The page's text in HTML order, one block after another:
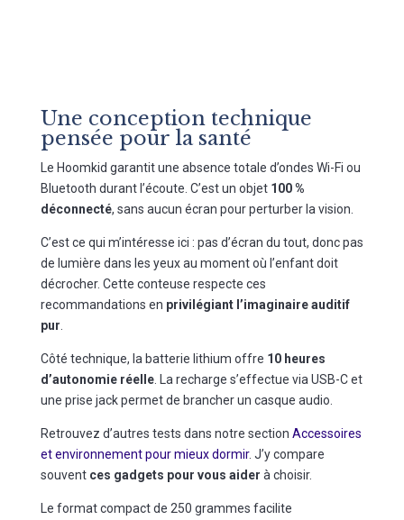
Une conception technique
pensée pour la santé
Le Hoomkid garantit une absence totale d’ondes Wi-Fi ou
Bluetooth durant l’écoute. C’est un objet 100 %
déconnecté, sans aucun écran pour perturber la vision.
C’est ce qui m’intéresse ici : pas d’écran du tout, donc pas
de lumière dans les yeux au moment où l’enfant doit
décrocher. Cette conteuse respecte ces
recommandations en privilégiant l’imaginaire auditif
pur
Côté technique, la batterie lithium offre 10 heures
d’autonomie réelle. La recharge s’effectue via USB-C et
une prise jack permet de brancher un casque audio.
Retrouvez d’autres tests dans notre section Accessoires
et environnement pour mieux dormir. J’y compare
souvent ces gadgets pour vous aider à choisir.
Le format compact de 250 grammes facilite